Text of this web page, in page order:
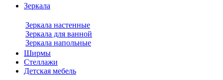
Зеркала
Зеркала настенные
Зеркала для ванной
Зеркала напольные
Ширмы
Стеллажи
Детская мебель